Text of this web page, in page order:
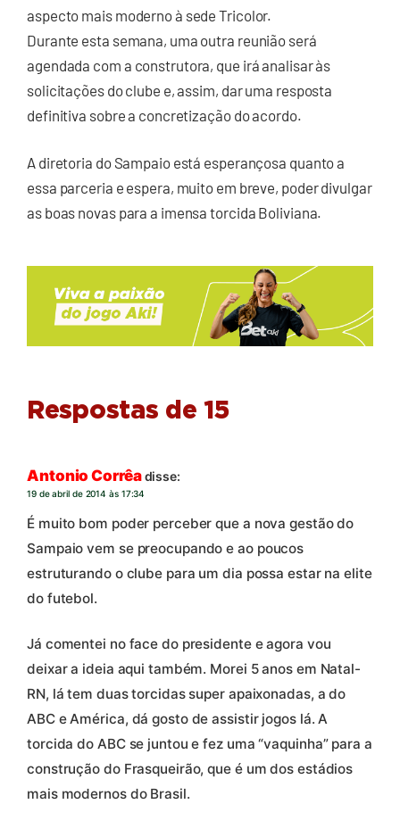
aspecto mais moderno à sede Tricolor.
Durante esta semana, uma outra reunião será
agendada com a construtora, que irá analisar às
solicitações do clube e, assim, dar uma resposta
definitiva sobre a concretização do acordo.
A diretoria do Sampaio está esperançosa quanto a
essa parceria e espera, muito em breve, poder divulgar
as boas novas para a imensa torcida Boliviana.
Respostas de 15
Antonio Corrêadisse:
19 de abril de 2014 às 17:34
É muito bom poder perceber que a nova gestão do
Sampaio vem se preocupando e ao poucos
estruturando o clube para um dia possa estar na elite
do futebol.
Já comentei no face do presidente e agora vou
deixar a ideia aqui também. Morei 5 anos em Natal-
RN, lá tem duas torcidas super apaixonadas, a do
ABC e América, dá gosto de assistir jogos lá. A
torcida do ABC se juntou e fez uma “vaquinha” para a
construção do Frasqueirão, que é um dos estádios
mais modernos do Brasil.